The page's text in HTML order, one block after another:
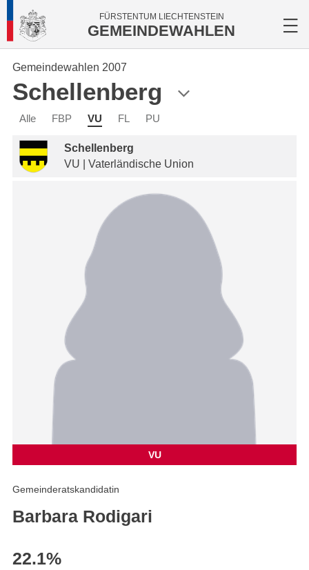
FÜRSTENTUM LIECHTENSTEIN
GEMEINDEWAHLEN
Gemeindewahlen 2007
Schellenberg
Alle FBP VU FL PU
Schellenberg
VU | Vaterländische Union
VU
Gemeinderatskandidatin
Barbara Rodigari
22.1%